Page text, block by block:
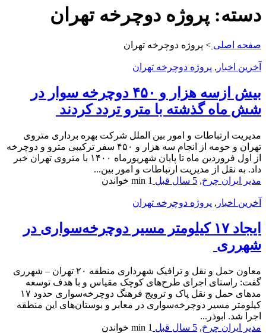
دسته: پروژه دوچرخه تهران
صفحه اصلی > پروژه دوچرخه تهران
آخرین اخبار , پروژه دوچرخه تهران
بیش ازسه هزار و ۴۵۰ دوچرخه سوار در
شش ماه گذشته با مترو تردد کردند
مدیریت ارتباطات و امور بین الملل شرکت بهره برداری متروی
تهران و حومه از انجام سه هزار و ۴۵۰ سفر ترکیبی مترو و دوچرخه
از اول فروردین ماه تا پایان شهریورماه ۱۴۰۰ با متروی تهران خبر
داد. به نقل از مدیریت ارتباطات و امور بین...
مدیر ایران چرخ, 5 سال قبل 1 min خواندن
آخرین اخبار , پروژه دوچرخه تهران
ایجاد ۱۷ کیلومتر مسیر دوچرخه‌سواری در
شهرری
معاون حمل و نقل و ترافیک شهرداری منطقه ۲۰ تهران – شهرری
گفت: راستای اجرای طرح‌های کوچک مقیاس و با هدف توسعه
مدهای حمل و نقل پاک و ترویج فرهنگ دوچرخه‌سواری حدود ۱۷
کیلومتر مسیر دوچرخه‌سواری در معابر و بوستان‌های این منطقه
اجرا شد. ابوذر...
مدیر ایران چرخ, 5 سال قبل 1 min خواندن